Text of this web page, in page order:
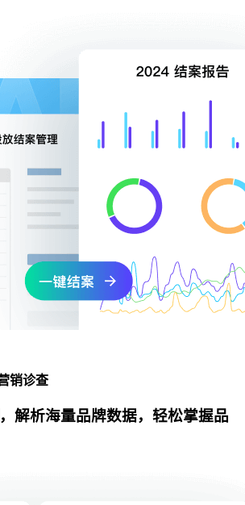
销诊查
解析海量品牌数据，轻松掌握品